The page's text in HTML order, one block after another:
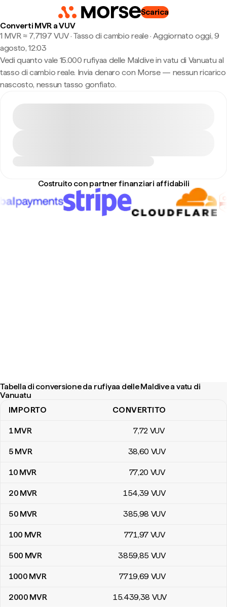
Scarica
Converti MVR a VUV
1 MVR ≈ 7,7197 VUV · Tasso di cambio reale· Aggiornato oggi, 9
agosto, 12:03
Vedi quanto vale 15.000 rufiyaa delle Maldive in vatu di Vanuatu al
tasso di cambio reale. Invia denaro con Morse — nessun ricarico
nascosto, nessun tasso gonfiato.
Costruito con partner finanziari affidabili
Tabella di conversione da rufiyaa delle Maldive a vatu di
Vanuatu
Tabella di conversione da rufiyaa delle Maldive a vatu di Vanuatu
IMPORTO CONVERTITO
1MVR 7,72 VUV
5 MVR 38,60 VUV
10 MVR 77,20 VUV
20 MVR 154,39 VUV
50 MVR 385,98 VUV
100 MVR 771,97 VUV
500 MVR 3859,85 VUV
1000 MVR 7719,69 VUV
2000 MVR 15.439,38 VUV